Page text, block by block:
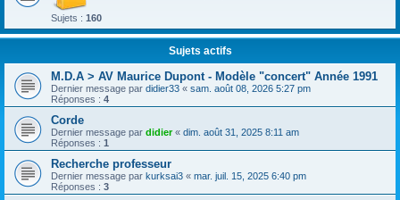
Sujets : 160
Sujets actifs
M.D.A > AV Maurice Dupont - Modèle "concert" Année 1991
Dernier message par didier33 « sam. août 08, 2026 5:27 pm
Réponses : 4
Corde
Dernier message par didier« dim. août 31, 2025 8:11 am
Réponses : 1
Recherche professeur
Dernier message par kurksai3 « mar. juil. 15, 2025 6:40 pm
Réponses : 3